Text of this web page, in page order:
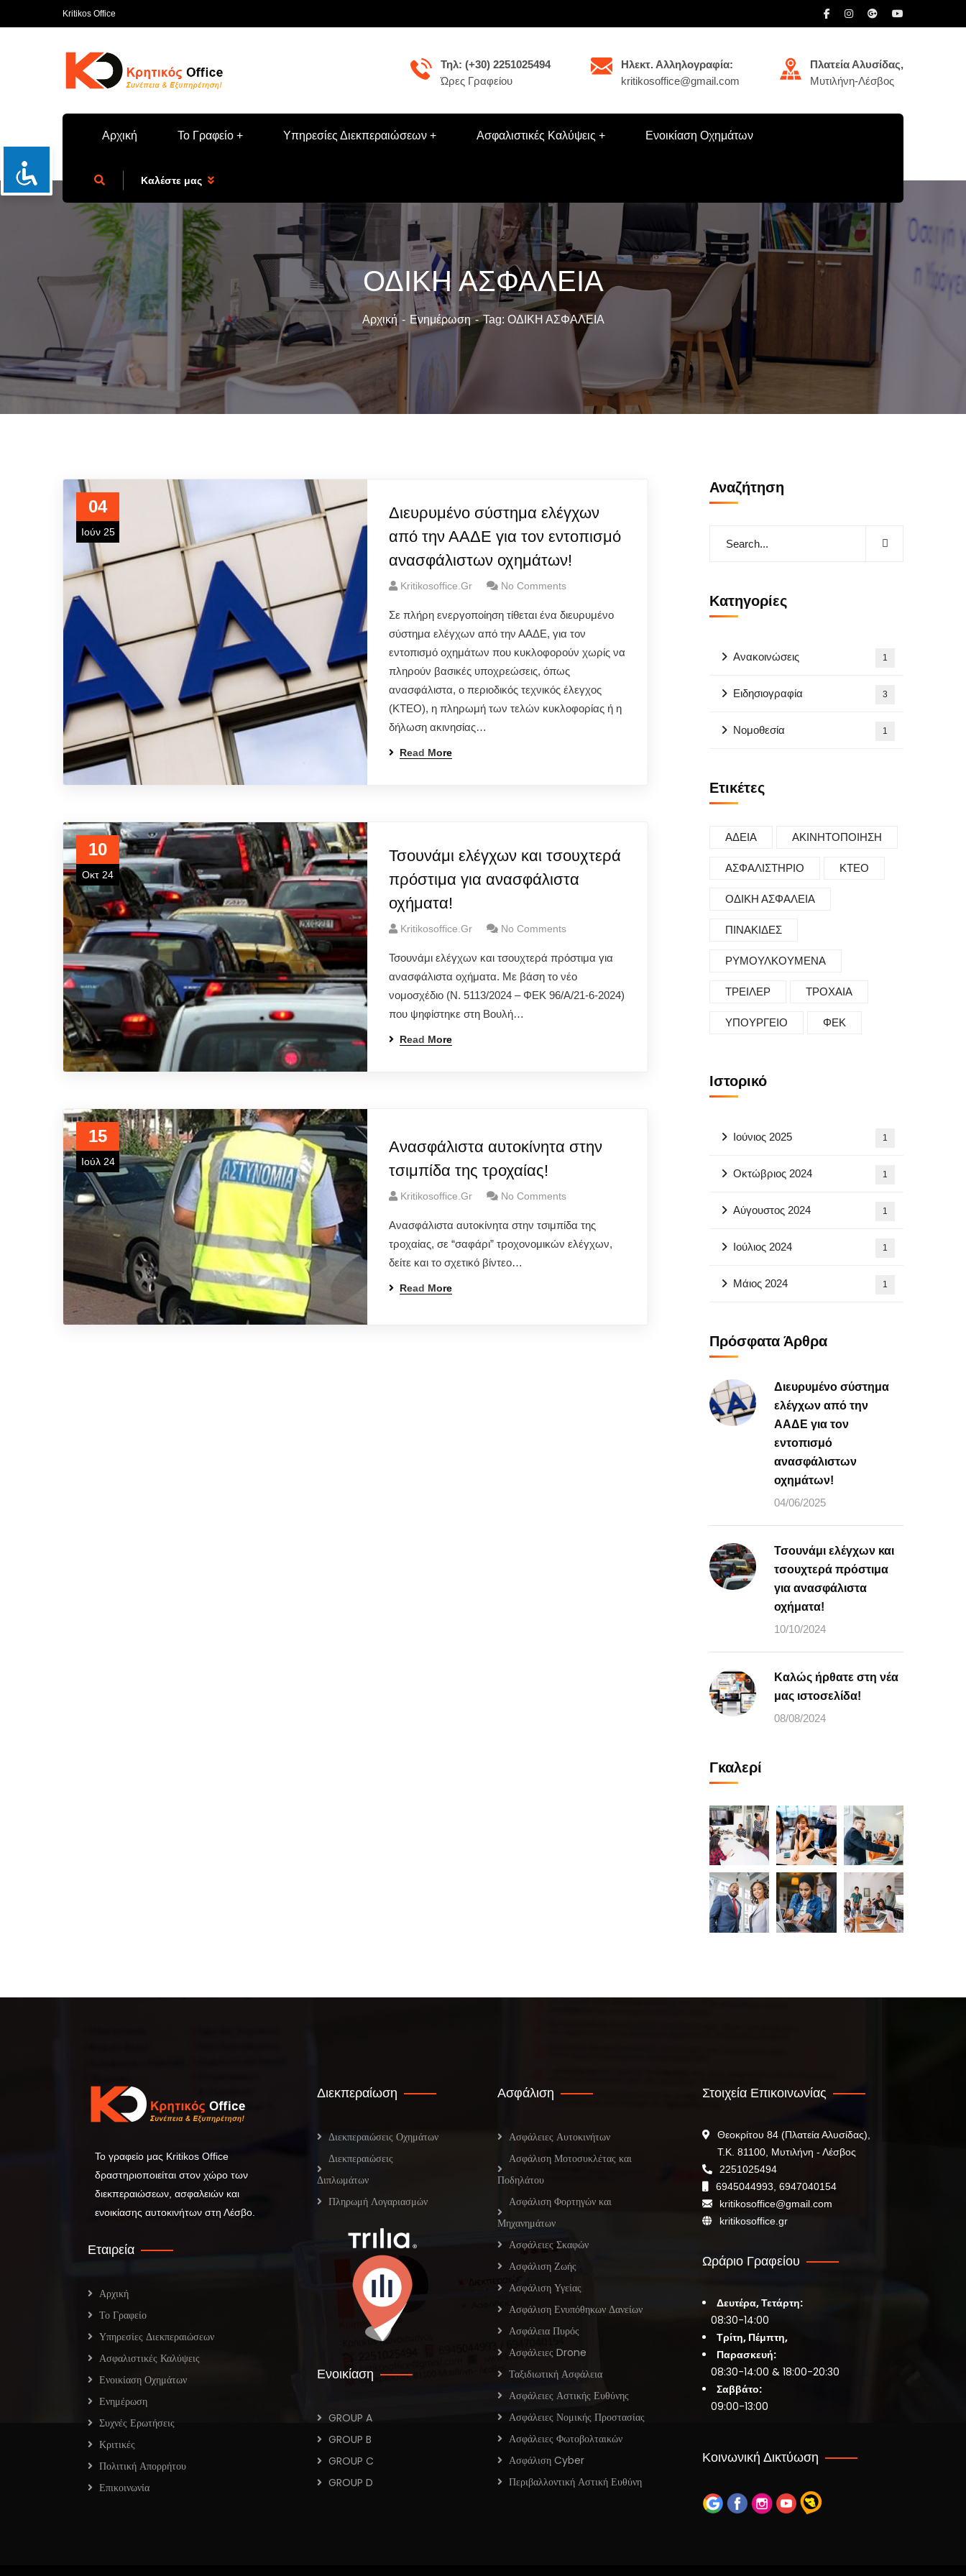
Kritikos Office
Τηλ: (+30) 2251025494
Ώρες Γραφείου
Ηλεκτ. Αλληλογραφία:
kritikosoffice@gmail.com
Πλατεία Αλυσίδας,
Μυτιλήνη-Λέσβος
Αρχική Το Γραφείο Υπηρεσίες Διεκπεραιώσεων Ασφαλιστικές Καλύψεις Ενοικίαση Οχημάτων
Καλέστε μας
ΟΔΙΚΗ ΑΣΦΑΛΕΙΑ
Αρχική Ενημέρωση Tag: ΟΔΙΚΗ ΑΣΦΑΛΕΙΑ
04
Ιούν 25
Διευρυμένο σύστημα ελέγχων
από την ΑΑΔΕ για τον εντοπισμό
ανασφάλιστων οχημάτων!
Kritikosoffice.gr No Comments
Σε πλήρη ενεργοποίηση τίθεται ένα διευρυμένο
σύστημα ελέγχων από την ΑΑΔΕ, για τον
εντοπισμό οχημάτων που κυκλοφορούν χωρίς να
πληρούν βασικές υποχρεώσεις, όπως
ανασφάλιστα, ο περιοδικός τεχνικός έλεγχος
(ΚΤΕΟ), η πληρωμή των τελών κυκλοφορίας ή η
δήλωση ακινησίας…
Read More
10
Οκτ 24
Τσουνάμι ελέγχων και τσουχτερά
πρόστιμα για ανασφάλιστα
οχήματα!
Kritikosoffice.gr No Comments
Τσουνάμι ελέγχων και τσουχτερά πρόστιμα για
ανασφάλιστα οχήματα. Με βάση το νέο
νομοσχέδιο (Ν. 5113/2024 – ΦΕΚ 96/Α/21-6-2024)
που ψηφίστηκε στη Βουλή…
Read More
15
Ιούλ 24
Ανασφάλιστα αυτοκίνητα στην
τσιμπίδα της τροχαίας!
Kritikosoffice.gr No Comments
Ανασφάλιστα αυτοκίνητα στην τσιμπίδα της
τροχαίας, σε “σαφάρι” τροχονομικών ελέγχων,
δείτε και το σχετικό βίντεο…
Read More
Αναζήτηση
Kατηγορίες
Ανακοινώσεις 1
Ειδησιογραφία 3
Νομοθεσία 1
Ετικέτες
ΑΔΕΙΑ ΑΚΙΝΗΤΟΠΟΙΗΣΗ
ΑΣΦΑΛΙΣΤΗΡΙΟ ΚΤΕΟ
ΟΔΙΚΗ ΑΣΦΑΛΕΙΑ
ΠΙΝΑΚΙΔΕΣ
ΡΥΜΟΥΛΚΟΥΜΕΝΑ
ΤΡΕΙΛΕΡ ΤΡΟΧΑΙΑ
ΥΠΟΥΡΓΕΙΟ ΦΕΚ
Ιστορικό
Ιούνιος 2025 1
Οκτώβριος 2024 1
Αύγουστος 2024 1
Ιούλιος 2024 1
Μάιος 2024 1
Πρόσφατα Άρθρα
Διευρυμένο σύστημα
ελέγχων από την
ΑΑΔΕ για τον
εντοπισμό
ανασφάλιστων
οχημάτων!
04/06/2025
Τσουνάμι ελέγχων και
τσουχτερά πρόστιμα
για ανασφάλιστα
οχήματα!
10/10/2024
Καλώς ήρθατε στη νέα
μας ιστοσελίδα!
08/08/2024
Γκαλερί
Το γραφείο μας Kritikos Office
δραστηριοποιείται στον χώρο των
διεκπεραιώσεων, ασφαλειών και
ενοικίασης αυτοκινήτων στη Λέσβο.
Εταιρεία
Αρχική
Το Γραφείο
Υπηρεσίες Διεκπεραιώσεων
Ασφαλιστικές Καλύψεις
Ενοικίαση Οχημάτων
Ενημέρωση
Συχνές Ερωτήσεις
Κριτικές
Πολιτική Απορρήτου
Επικοινωνία
Διεκπεραίωση
Διεκπεραιώσεις Οχημάτων
Διεκπεραιώσεις
Διπλωμάτων
Πληρωμή Λογαριασμών
Ενοικίαση
GROUP A
GROUP B
GROUP C
GROUP D
Ασφάλιση
Ασφάλειες Αυτοκινήτων
Ασφάλιση Μοτοσυκλέτας και
Ποδηλάτου
Ασφάλιση Φορτηγών και
Μηχανημάτων
Ασφάλειες Σκαφών
Ασφάλιση Ζωής
Ασφάλιση Υγείας
Ασφάλιση Ενυπόθηκων Δανείων
Ασφάλεια Πυρός
Ασφάλειες Drone
Ταξιδιωτική Ασφάλεια
Ασφάλειες Αστικής Ευθύνης
Ασφάλειες Νομικής Προστασίας
Ασφάλειες Φωτοβολταικών
Ασφάλιση Cyber
Περιβαλλοντική Αστική Ευθύνη
Στοιχεία Επικοινωνίας
Θεοκρίτου 84 (Πλατεία Αλυσίδας),
Τ.Κ. 81100, Μυτιλήνη - Λέσβος
2251025494
6945044993, 6947040154
kritikosoffice@gmail.com
kritikosoffice.gr
Ωράριο Γραφείου
Δευτέρα, Τετάρτη:
08:30-14:00
Τρίτη, Πέμπτη,
Παρασκευή:
08:30-14:00 & 18:00-20:30
Σαββάτο:
09:00-13:00
Κοινωνική Δικτύωση